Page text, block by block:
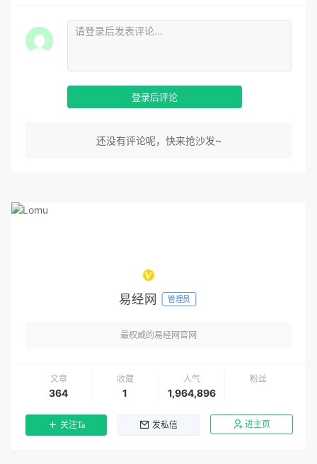
登录后评论
还没有评论呢，快来抢沙发~
易经网 管理员
最权威的易经网官网
文章
364
收藏
1
人气
1,964,896
粉丝
关注Ta 发私信 进主页